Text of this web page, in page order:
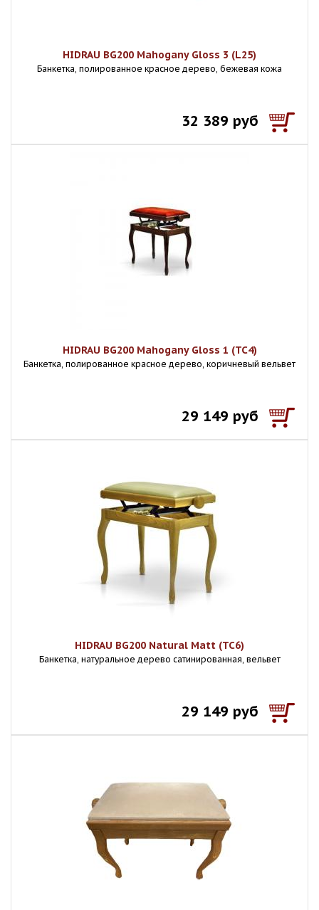
HIDRAU BG200 Mahogany Gloss 3 (L25)
Банкетка, полированное красное дерево, бежевая кожа
32 389 руб
HIDRAU BG200 Mahogany Gloss 1 (TC4)
Банкетка, полированное красное дерево, коричневый вельвет
29 149 руб
HIDRAU BG200 Natural Matt (TC6)
Банкетка, натуральное дерево сатинированная, вельвет
29 149 руб